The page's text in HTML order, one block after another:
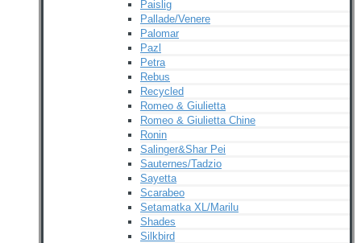
Paislig
Pallade/Venere
Palomar
Pazl
Petra
Rebus
Recycled
Romeo & Giulietta
Romeo & Giulietta Chine
Ronin
Salinger&Shar Pei
Sauternes/Tadzio
Sayetta
Scarabeo
Setamatka XL/Marilu
Shades
Silkbird